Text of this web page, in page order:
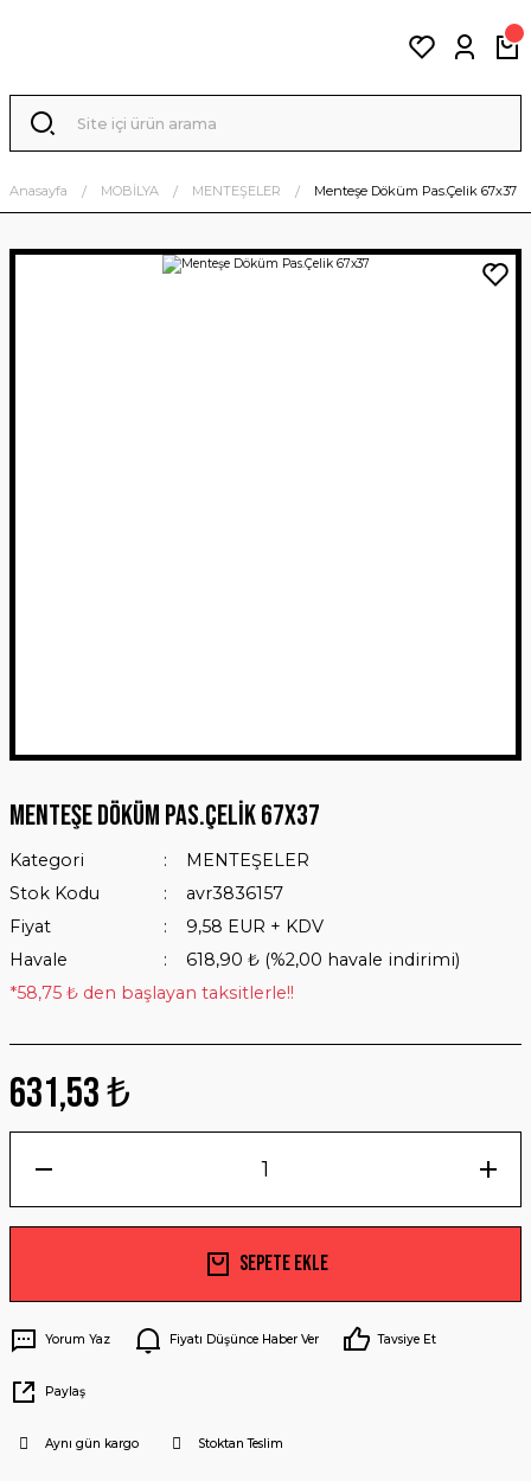
Anasayfa MOBİLYA MENTEŞELER Menteşe Döküm Pas.Çelik 67x37
Menteşe Döküm Pas.Çelik 67x37
Kategori
MENTEŞELER
Stok Kodu
avr3836157
Fiyat
9,58 EUR + KDV
Havale
618,90 ₺ (%2,00 havale indirimi)
*58,75 ₺ den başlayan taksitlerle!!
631,53 ₺
Sepete Ekle
Yorum Yaz Fiyatı Düşünce Haber Ver Tavsiye Et
Paylaş
Aynı gün kargo Stoktan Teslim